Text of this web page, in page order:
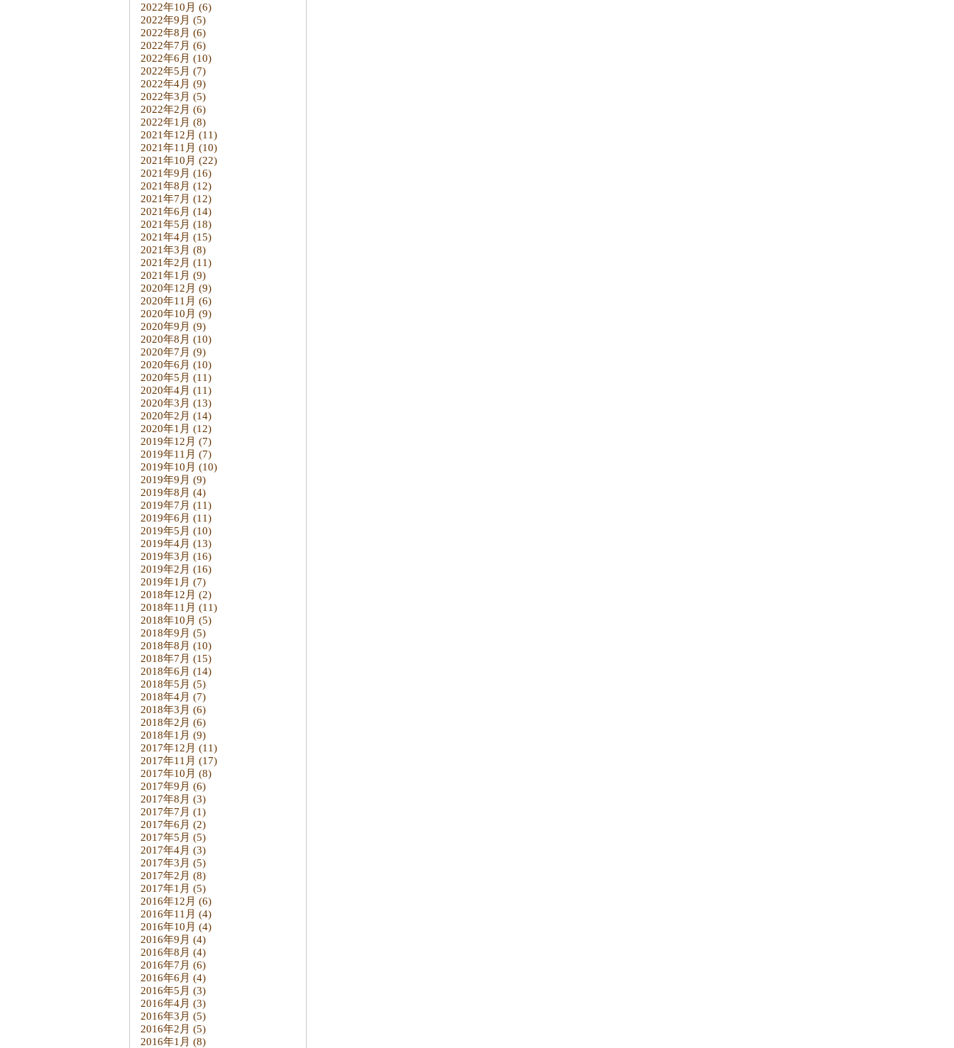
2022年10月 (6)
2022年9月 (5)
2022年8月 (6)
2022年7月 (6)
2022年6月 (10)
2022年5月 (7)
2022年4月 (9)
2022年3月 (5)
2022年2月 (6)
2022年1月 (8)
2021年12月 (11)
2021年11月 (10)
2021年10月 (22)
2021年9月 (16)
2021年8月 (12)
2021年7月 (12)
2021年6月 (14)
2021年5月 (18)
2021年4月 (15)
2021年3月 (8)
2021年2月 (11)
2021年1月 (9)
2020年12月 (9)
2020年11月 (6)
2020年10月 (9)
2020年9月 (9)
2020年8月 (10)
2020年7月 (9)
2020年6月 (10)
2020年5月 (11)
2020年4月 (11)
2020年3月 (13)
2020年2月 (14)
2020年1月 (12)
2019年12月 (7)
2019年11月 (7)
2019年10月 (10)
2019年9月 (9)
2019年8月 (4)
2019年7月 (11)
2019年6月 (11)
2019年5月 (10)
2019年4月 (13)
2019年3月 (16)
2019年2月 (16)
2019年1月 (7)
2018年12月 (2)
2018年11月 (11)
2018年10月 (5)
2018年9月 (5)
2018年8月 (10)
2018年7月 (15)
2018年6月 (14)
2018年5月 (5)
2018年4月 (7)
2018年3月 (6)
2018年2月 (6)
2018年1月 (9)
2017年12月 (11)
2017年11月 (17)
2017年10月 (8)
2017年9月 (6)
2017年8月 (3)
2017年7月 (1)
2017年6月 (2)
2017年5月 (5)
2017年4月 (3)
2017年3月 (5)
2017年2月 (8)
2017年1月 (5)
2016年12月 (6)
2016年11月 (4)
2016年10月 (4)
2016年9月 (4)
2016年8月 (4)
2016年7月 (6)
2016年6月 (4)
2016年5月 (3)
2016年4月 (3)
2016年3月 (5)
2016年2月 (5)
2016年1月 (8)